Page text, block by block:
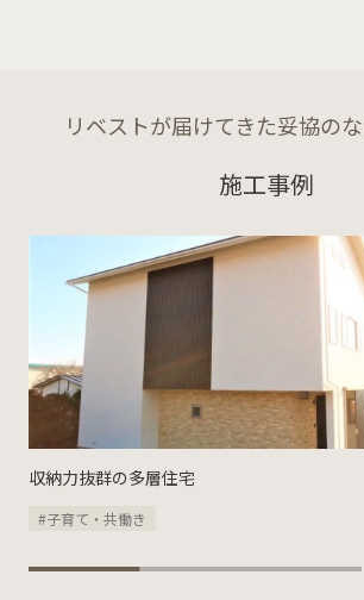
リベストが届けてきた妥協のな
施工事例
収納力抜群の多層住宅
#子育て・共働き